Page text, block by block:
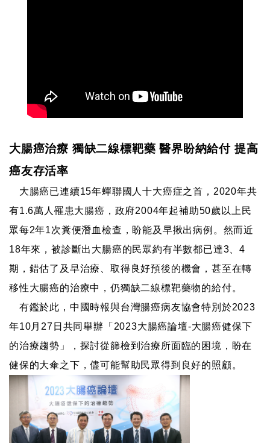
大腸癌治療 獨缺二線標靶藥 醫界盼納給付 提高
癌友存活率
大腸癌已連續15年蟬聯國人十大癌症之首，2020年共
有1.6萬人罹患大腸癌，政府2004年起補助50歲以上民
眾每2年1次糞便潛血檢查，盼能及早揪出病例。然而近
18年來，被診斷出大腸癌的民眾約有半數都已達3、4
期，錯估了及早治療、取得良好預後的機會，甚至在轉
移性大腸癌的治療中，仍獨缺二線標靶藥物的給付。
有鑑於此，中國時報與台灣腸癌病友協會特別於2023
年10月27日共同舉辦「2023大腸癌論壇-大腸癌健保下
的治療趨勢」，探討從篩檢到治療所面臨的困境，盼在
健保的大傘之下，儘可能幫助民眾得到良好的照顧。